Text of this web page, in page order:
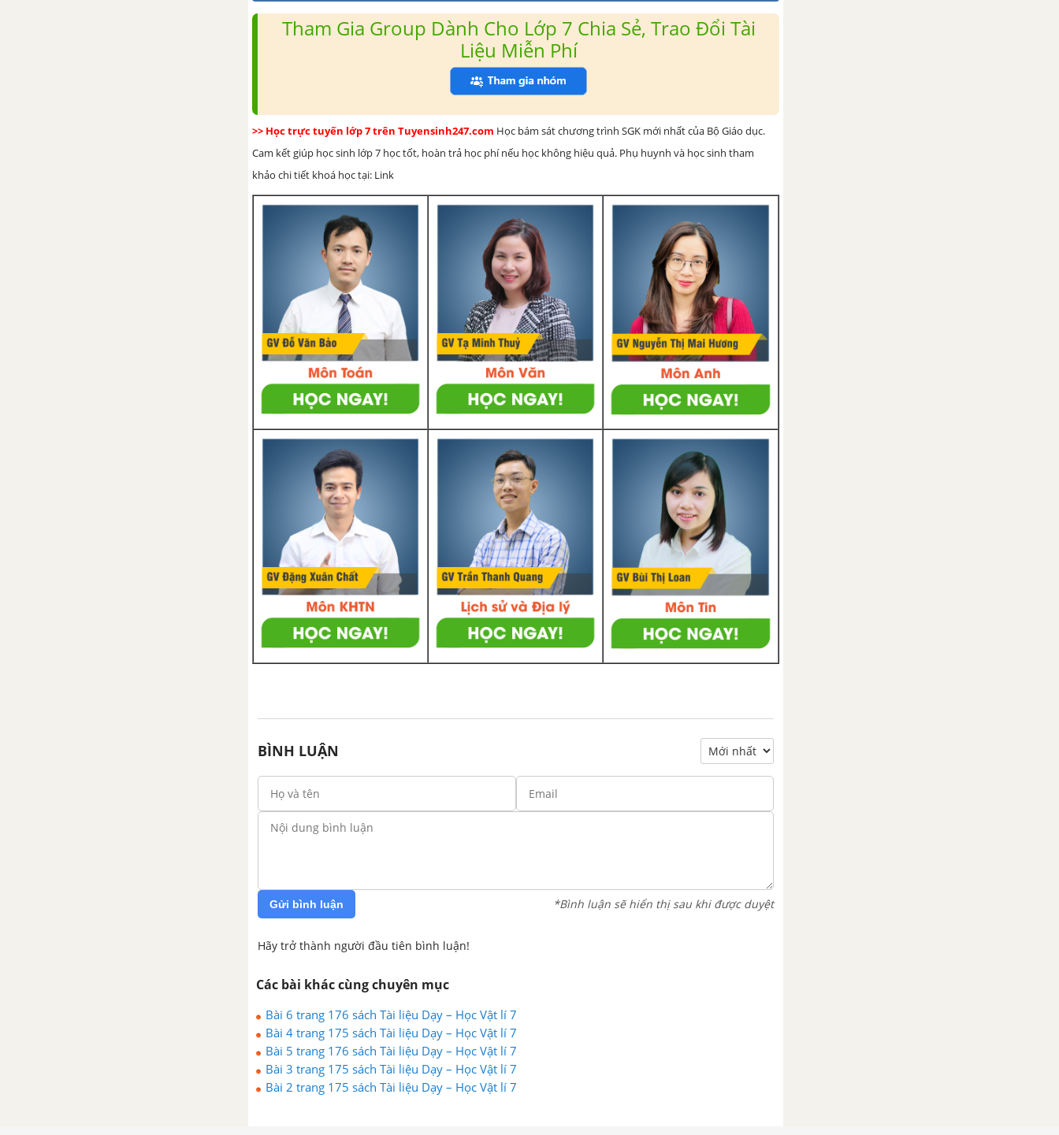
Tham Gia Group Dành Cho Lớp 7 Chia Sẻ, Trao Đổi Tài
Liệu Miễn Phí
>> Học trực tuyến lớp 7 trên Tuyensinh247.com Học bám sát chương trình SGK mới nhất của Bộ Giáo dục.
Cam kết giúp học sinh lớp 7 học tốt, hoàn trả học phí nếu học không hiệu quả. Phụ huynh và học sinh tham
khảo chi tiết khoá học tại: Link
BÌNH LUẬN
Gửi bình luận *Bình luận sẽ hiển thị sau khi được duyệt
Hãy trở thành người đầu tiên bình luận!
Các bài khác cùng chuyên mục
Bài 6 trang 176 sách Tài liệu Dạy – Học Vật lí 7
Bài 4 trang 175 sách Tài liệu Dạy – Học Vật lí 7
Bài 5 trang 176 sách Tài liệu Dạy – Học Vật lí 7
Bài 3 trang 175 sách Tài liệu Dạy – Học Vật lí 7
Bài 2 trang 175 sách Tài liệu Dạy – Học Vật lí 7